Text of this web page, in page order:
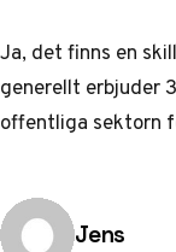
Ja, det finns en
generellt erbjuder
offentliga sektorn
Jens